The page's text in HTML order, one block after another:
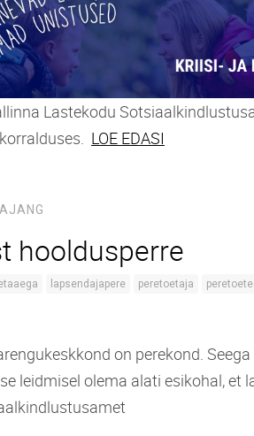
Lastekodu
LOE EDASI
hooldusperre
lapsendajapere peretoetaja
on perekond.
leidmisel olema alati esikohal, et